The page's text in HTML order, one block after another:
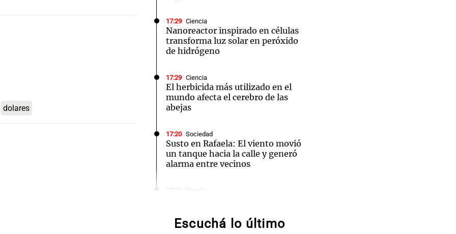
dolares
17:29 Ciencia
Nanoreactor inspirado en células
transforma luz solar en peróxido
de hidrógeno
17:29 Ciencia
El herbicida más utilizado en el
mundo afecta el cerebro de las
abejas
17:20 Sociedad
Susto en Rafaela: El viento movió
un tanque hacia la calle y generó
alarma entre vecinos
17:11 Mundo
satélite surcoreano
Escuchá lo último
Audio.
prepara para
Cadena 3 en Groenlandia